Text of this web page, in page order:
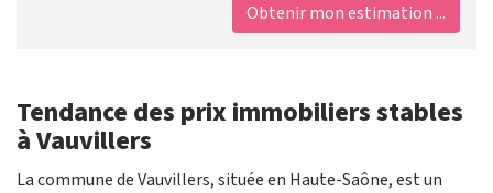
Obtenir mon estimation ...
Tendance des prix immobiliers stables
à Vauvillers
La commune de Vauvillers, située en Haute-Saône, est un